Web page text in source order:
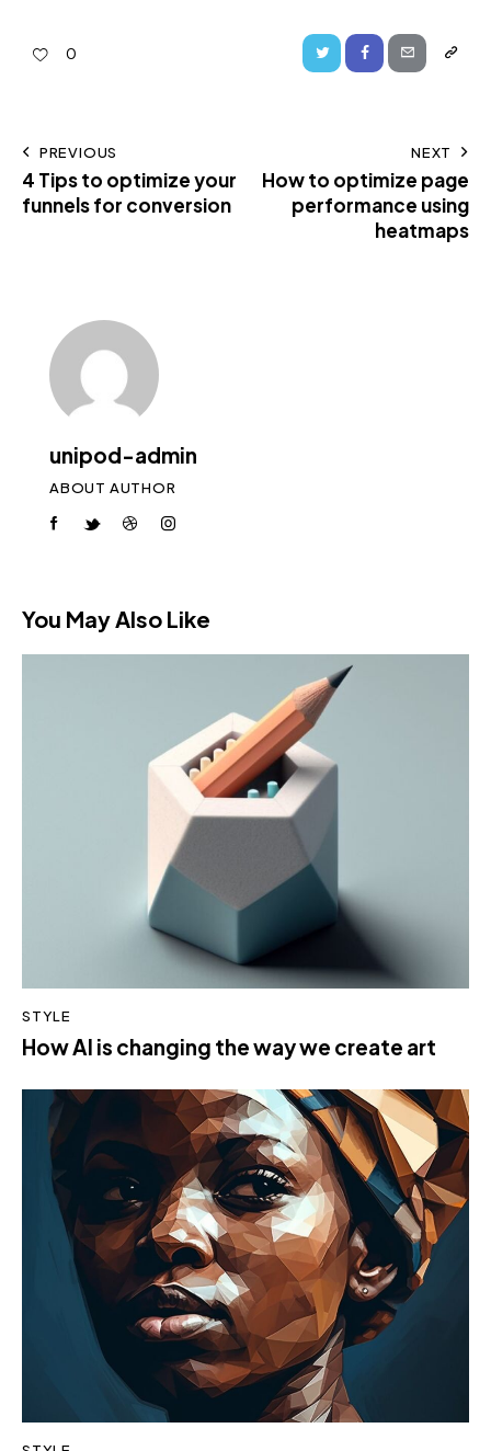
0
PREVIOUS
4 Tips to optimize your
funnels for conversion
NEXT
How to optimize page
performance using
heatmaps
unipod-admin
ABOUT AUTHOR
You May Also Like
STYLE
How AI is changing the way we create art